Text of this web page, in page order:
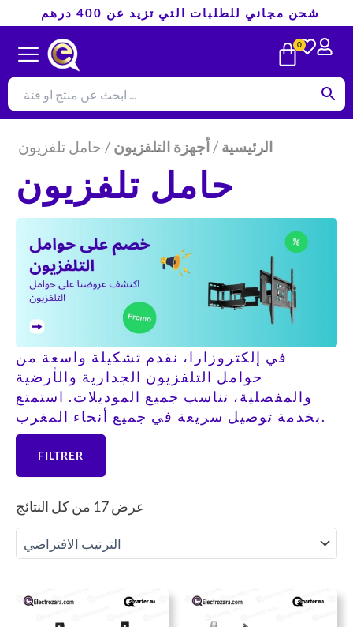
المحتوى
شحن مجاني للطلبات التي تزيد عن 400 درهم
0
CART
عرض ⁦17⁩ من كل النتائج
السعر السعر
السعر
الرئيسية / أجهزة التلفزيون / حامل تلفزيون
حامل تلفزيون
في إلكتروزارا، نقدم تشكيلة واسعة من
حوامل التلفزيون الجدارية والأرضية
والمفصلية، تناسب جميع الموديلات. استمتع
بخدمة توصيل سريعة في جميع أنحاء المغرب.
FILTRER